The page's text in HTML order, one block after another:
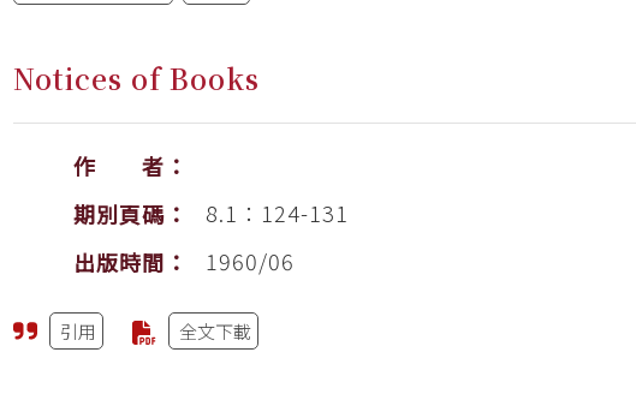
Notices of Books
作 者：
期別頁碼：
8.1：124-131
出版時間：
1960/06
引用 全文下載